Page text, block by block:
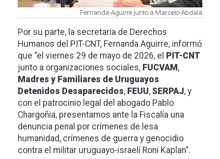
Fernanda-Aguirre junto a Marcelo-Abdala
Por su parte, la secretaria de Derechos
Humanos del PIT-CNT, Fernanda Aguirre, informó
que “el viernes 29 de mayo de 2026, el
PIT-CNT
junto a organizaciones sociales, FUCVAM ,
Madres y Familiares de Uruguayos
Detenidos Desaparecidos, FEUU, SERPAJ, y
con el patrocinio legal del abogado Pablo
Chargoñia, presentamos ante la Fiscalía una
denuncia penal por crímenes de lesa
humanidad, crímenes de guerra y genocidio
contra el militar uruguayo-israelí Roni Kaplan”.